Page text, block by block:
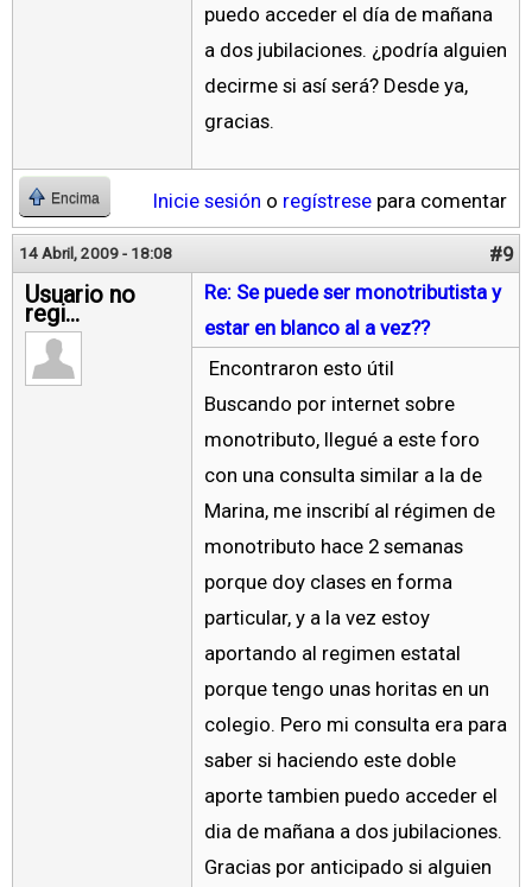
puedo acceder el día de mañana
a dos jubilaciones. ¿podría alguien
decirme si así será? Desde ya,
gracias.
Encima Inicie sesión o regístrese para comentar
14 Abril, 2009 - 18:08 #9
Usuario no
regi...
Re: Se puede ser monotributista y
estar en blanco al a vez??
Encontraron esto útil
Buscando por internet sobre
monotributo, llegué a este foro
con una consulta similar a la de
Marina, me inscribí al régimen de
monotributo hace 2 semanas
porque doy clases en forma
particular, y a la vez estoy
aportando al regimen estatal
porque tengo unas horitas en un
colegio. Pero mi consulta era para
saber si haciendo este doble
aporte tambien puedo acceder el
dia de mañana a dos jubilaciones.
Gracias por anticipado si alguien